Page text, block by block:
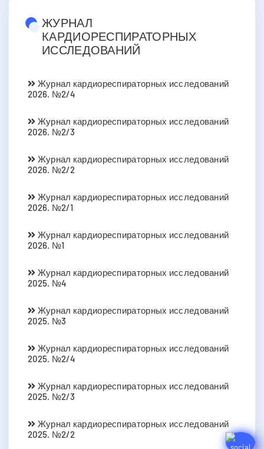
ЖУРНАЛ
КАРДИОРЕСПИРАТОРНЫХ
ИССЛЕДОВАНИЙ
Журнал кардиореспираторных исследований
2026. №2/4
Журнал кардиореспираторных исследований
2026. №2/3
Журнал кардиореспираторных исследований
2026. №2/2
Журнал кардиореспираторных исследований
2026. №2/1
Журнал кардиореспираторных исследований
2026. №1
Журнал кардиореспираторных исследований
2025. №4
Журнал кардиореспираторных исследований
2025. №3
Журнал кардиореспираторных исследований
2025. №2/4
Журнал кардиореспираторных исследований
2025. №2/3
Журнал кардиореспираторных исследований
2025. №2/2